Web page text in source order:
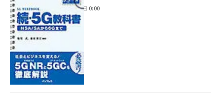
2023年4月3日 0:00